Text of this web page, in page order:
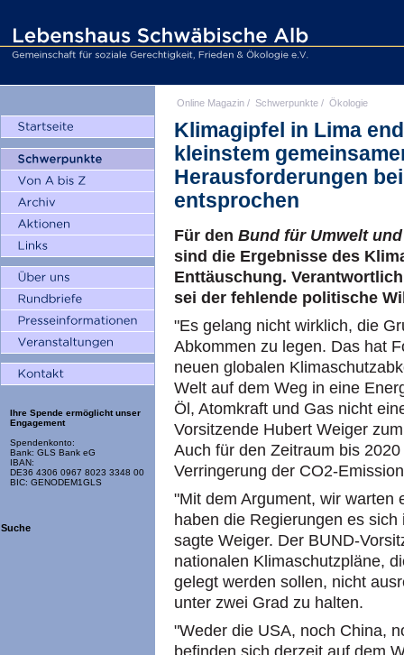
Ihre Spende ermöglicht unser
Engagement
Spendenkonto:
Bank: GLS Bank eG
IBAN:
DE36 4306 0967 8023 3348 00
BIC: GENODEM1GLS
Suche
Online Magazin / Schwerpunkte / Ökologie
Klimagipfel in Lima
kleinstem
Herausforderungen
entsprochen
Für den Bund für Umwelt
sind die Ergebnisse des
Enttäuschung.
sei der fehlende politische
"Es gelang nicht wirklich, die
Abkommen zu legen. Das hat
neuen globalen
Welt auf dem Weg in eine
Öl, Atomkraft und Gas nicht
Vorsitzende Hubert Weiger
Auch für den Zeitraum bis
Verringerung der CO2-
"Mit dem Argument, wir warten
haben die Regierungen es
sagte Weiger. Der BUND-
nationalen Klimaschutzpläne,
gelegt werden sollen, nicht
unter zwei Grad zu halten.
"Weder die USA, noch China,
befinden sich derzeit auf dem